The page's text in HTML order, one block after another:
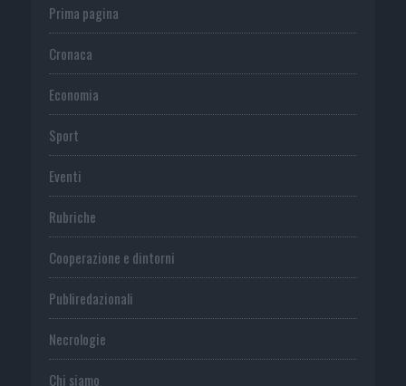
Prima pagina
Cronaca
Economia
Sport
Eventi
Rubriche
Cooperazione e dintorni
Publiredazionali
Necrologie
Chi siamo